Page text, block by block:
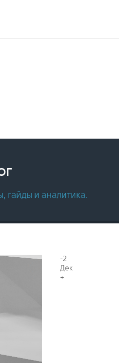
гайды и аналитика.
-2
Дек
+